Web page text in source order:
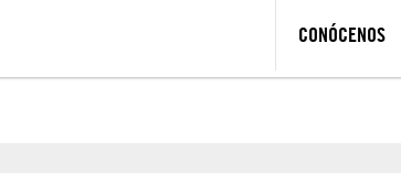
CONÓCENOS